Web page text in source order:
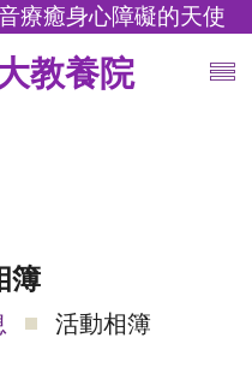
療癒身心障礙的天使
教養院
簿
活動相簿